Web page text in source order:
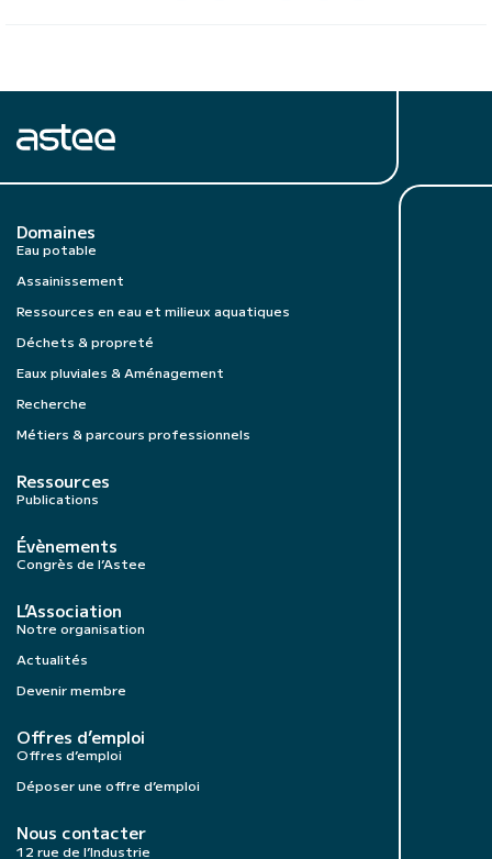
Domaines
Eau potable
Assainissement
Ressources en eau et milieux aquatiques
Déchets & propreté
Eaux pluviales & Aménagement
Recherche
Métiers & parcours professionnels
Ressources
Publications
Évènements
Congrès de l’Astee
L’Association
Notre organisation
Actualités
Devenir membre
Offres d’emploi
Offres d’emploi
Déposer une offre d’emploi
Nous contacter
12 rue de l’Industrie